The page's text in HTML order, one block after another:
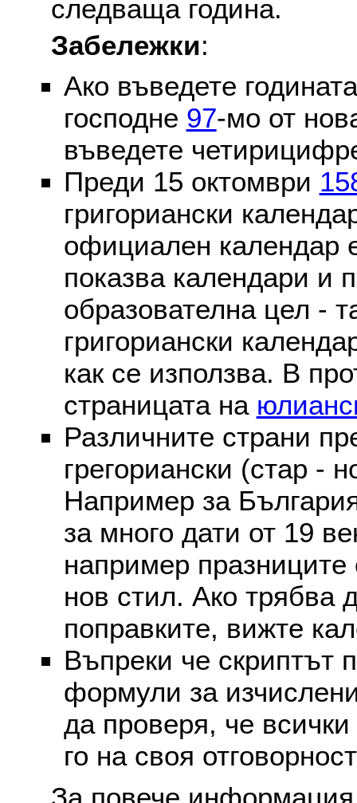
следваща година.
Забележки:
Ако въведете
господне 97-мо от
въведете
Преди 15 октомври
григориански
официален календар
показва календари и
образователна цел -
григориански
как се използва. В
страницата на
Различните страни
грегориански (стар -
Например за
за много дати от 19
например празниците
нов стил. Ако трябва
поправките, вижте
Въпреки че скриптът
формули за
да проверя, че
го на своя